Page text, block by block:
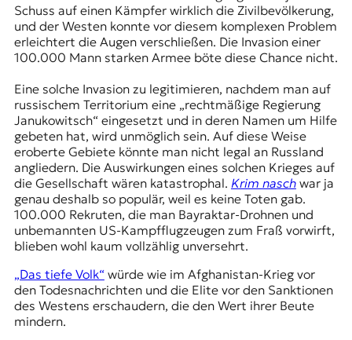
Schuss auf einen Kämpfer wirklich die Zivilbevölkerung,
und der Westen konnte vor diesem komplexen Problem
erleichtert die Augen verschließen. Die Invasion einer
100.000 Mann starken Armee böte diese Chance nicht.
Eine solche Invasion zu legitimieren, nachdem man auf
russischem Territorium eine „rechtmäßige Regierung
Janukowitsch“ eingesetzt und in deren Namen um Hilfe
gebeten hat, wird unmöglich sein. Auf diese Weise
eroberte Gebiete könnte man nicht legal an Russland
angliedern. Die Auswirkungen eines solchen Krieges auf
die Gesellschaft wären katastrophal. Krim naschwar ja
genau deshalb so populär, weil es keine Toten gab.
100.000 Rekruten, die man Bayraktar-Drohnenund
unbemannten US-Kampfflugzeugen zum Fraß vorwirft,
blieben wohl kaum vollzählig unversehrt.
„Das tiefe Volk“würde wie im Afghanistan-Krieg vor
den Todesnachrichten und die Elite vor den Sanktionen
des Westens erschaudern, die den Wert ihrer Beute
mindern.